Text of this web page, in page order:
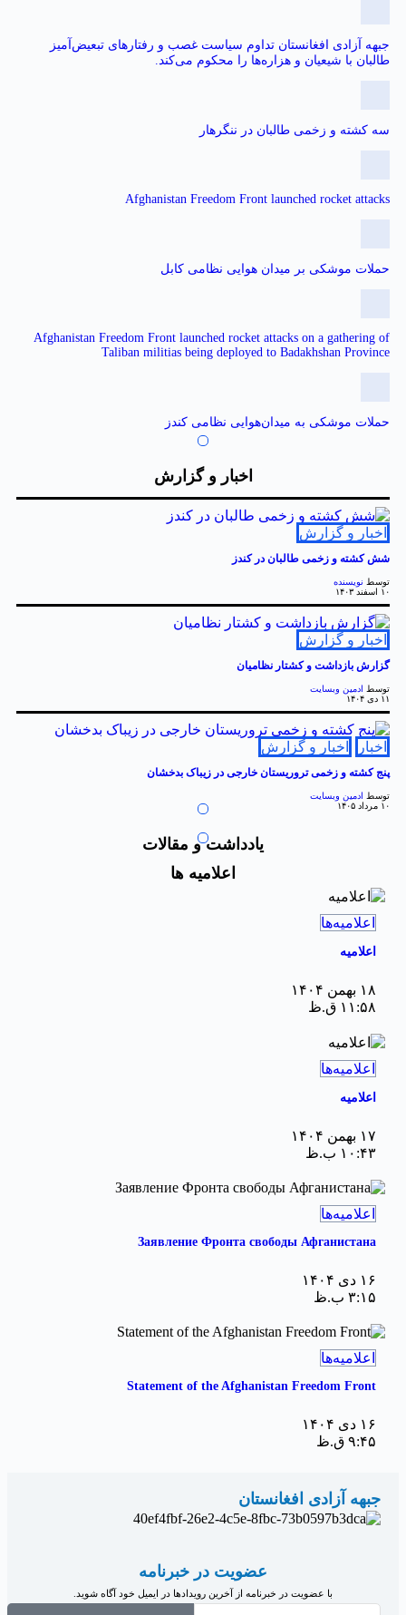
جبهه آزادی افغانستان تداوم سیاست غصب و رفتارهای تبعیض‌آمیز
طالبان با شیعیان و هزاره‌ها را محکوم می‌کند.
سه کشته و زخمی طالبان در ننگرهار
Afghanistan Freedom Front launched rocket attacks
حملات موشکی بر میدان هوایی نظامی کابل
Afghanistan Freedom Front launched rocket attacks on a gathering of
Taliban militias being deployed to Badakhshan Province
حملات موشکی به میدان‌هوایی نظامی کندز
اخبار و گزارش
اخبار و گزارش
شش کشته و زخمی طالبان در کندز
توسط نویسنده
۱۰ اسفند ۱۴۰۳
اخبار و گزارش
گزارش بازداشت و کشتار نظامیان
توسط ادمین وبسایت
۱۱ دی ۱۴۰۴
اخبار اخبار و گزارش
‏پنج کشته و زخمی تروریستان خارجی در زیباک بدخشان
توسط ادمین وبسایت
۱۰ مرداد ۱۴۰۵
یادداشت و مقالات
اعلامیه ها
اعلامیه‌ها
اعلامیه
۱۸ بهمن ۱۴۰۴
۱۱:۵۸ ق.ظ
اعلامیه‌ها
اعلامیه
۱۷ بهمن ۱۴۰۴
۱۰:۴۳ ب.ظ
اعلامیه‌ها
Заявление Фронта свободы Афганистана
۱۶ دی ۱۴۰۴
۳:۱۵ ب.ظ
اعلامیه‌ها
Statement of the Afghanistan Freedom Front
۱۶ دی ۱۴۰۴
۹:۴۵ ق.ظ
جبهه آزادی افغانستان
عضویت در خبرنامه
با عضویت در خبرنامه از آخرین رویدادها در ایمیل خود آگاه شوید.